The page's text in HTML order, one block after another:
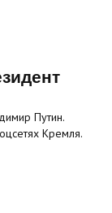
Путин.
Кремля.